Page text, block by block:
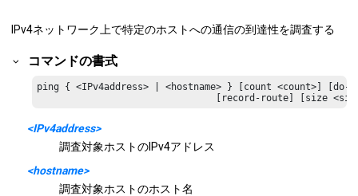
IPv4ネットワーク上で特定のホストへの通信の到達性を調査する
コマンドの書式
ping { <IPv4address> | <hostname> } [count <count>] [do-
[record-route] [size
<IPv4address>
調査対象ホストのIPv4アドレス
<hostname>
調査対象ホストのホスト名